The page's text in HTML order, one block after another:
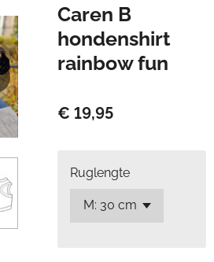
Caren B
hondenshirt
rainbow fun
€ 19,95
Ruglengte